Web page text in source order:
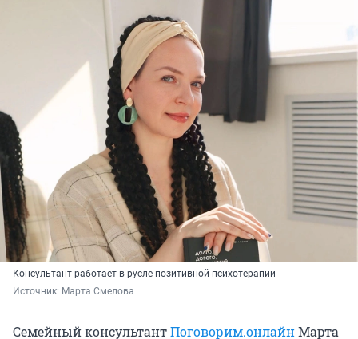
Консультант работает в русле позитивной психотерапии
Источник: Марта Смелова
Семейный консультантПоговорим.онлайнМарта